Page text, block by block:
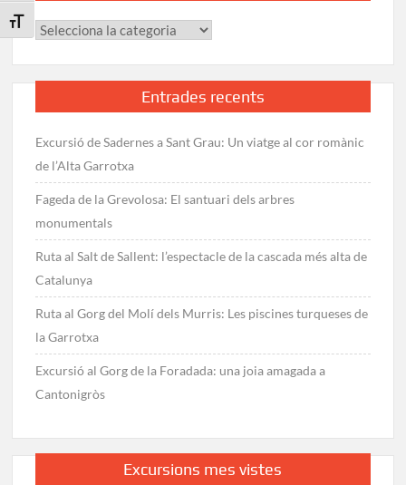
Toggle Font sizela
Categories
Entrades recents
Excursió de Sadernes a Sant Grau: Un viatge al cor romànic
de l’Alta Garrotxa
Fageda de la Grevolosa: El santuari dels arbres
monumentals
Ruta al Salt de Sallent: l’espectacle de la cascada més alta de
Catalunya
Ruta al Gorg del Molí dels Murris: Les piscines turqueses de
la Garrotxa
Excursió al Gorg de la Foradada: una joia amagada a
Cantonigròs
Excursions mes vistes